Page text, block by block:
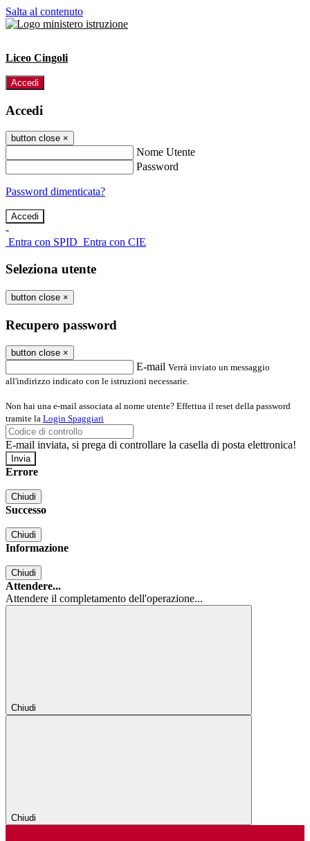
Salta al contenuto
Liceo Cingoli
Accedi
Accedi
button close ×
Nome Utente
Password
Password dimenticata?
-
Entra con SPID Entra con CIE
Seleziona utente
button close ×
Recupero password
button close ×
E-mail Verrà inviato un messaggio
all'indirizzo indicato con le istruzioni necessarie.
Non hai una e-mail associata al nome utente? Effettua il reset della password
tramite la Login Spaggiari
E-mail inviata, si prega di controllare la casella di posta elettronica!
Errore
Chiudi
Successo
Chiudi
Informazione
Chiudi
Attendere...
Attendere il completamento dell'operazione...
Chiudi
Chiudi